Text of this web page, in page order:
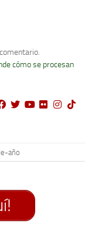
cómo se procesan
año